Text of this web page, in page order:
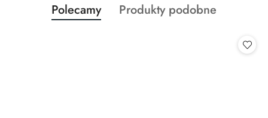
Pomiń karuzelę produktów
Produkty
o
Polecamy
Produkty
Produkty podobne